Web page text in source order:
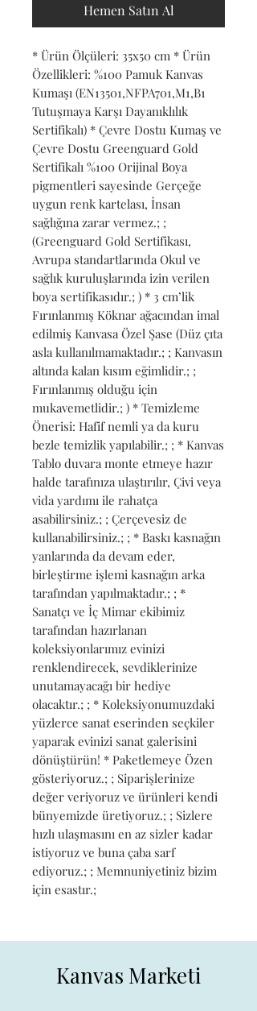
Hemen Satın Al
* Ürün Ölçüleri: 35x50 cm * Ürün
Özellikleri: %100 Pamuk Kanvas
Kumaşı (EN13501,NFPA701,M1,B1
Tutuşmaya Karşı Dayanıklılık
Sertifikalı) * Çevre Dostu Kumaş ve
Çevre Dostu Greenguard Gold
Sertifikalı %100 Orijinal Boya
pigmentleri sayesinde Gerçeğe
uygun renk kartelası, İnsan
sağlığına zarar vermez.; ;
(Greenguard Gold Sertifikası,
Avrupa standartlarında Okul ve
sağlık kuruluşlarında izin verilen
boya sertifikasıdır.; ) * 3 cm’lik
Fırınlanmış Köknar ağacından imal
edilmiş Kanvasa Özel Şase (Düz çıta
asla kullanılmamaktadır.; ; Kanvasın
altında kalan kısım eğimlidir.; ;
Fırınlanmış olduğu için
mukavemetlidir.; ) * Temizleme
Önerisi: Hafif nemli ya da kuru
bezle temizlik yapılabilir.; ; * Kanvas
Tablo duvara monte etmeye hazır
halde tarafınıza ulaştırılır, Çivi veya
vida yardımı ile rahatça
asabilirsiniz.; ; Çerçevesiz de
kullanabilirsiniz.; ; * Baskı kasnağın
yanlarında da devam eder,
birleştirme işlemi kasnağın arka
tarafından yapılmaktadır.; ; *
Sanatçı ve İç Mimar ekibimiz
tarafından hazırlanan
koleksiyonlarımız evinizi
renklendirecek, sevdiklerinize
unutamayacağı bir hediye
olacaktır.; ; * Koleksiyonumuzdaki
yüzlerce sanat eserinden seçkiler
yaparak evinizi sanat galerisini
dönüştürün! * Paketlemeye Özen
gösteriyoruz.; ; Siparişlerinize
değer veriyoruz ve ürünleri kendi
bünyemizde üretiyoruz.; ; Sizlere
hızlı ulaşmasını en az sizler kadar
istiyoruz ve buna çaba sarf
ediyoruz.; ; Memnuniyetiniz bizim
için esastır.;
Kanvas Marketi